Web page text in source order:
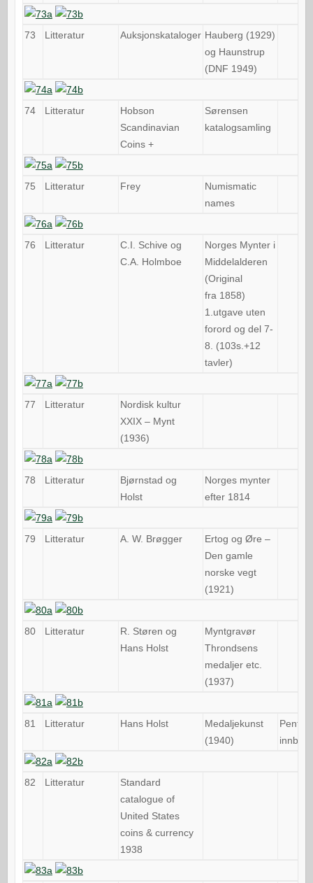
73 Litteratur Auksjonskataloger Hauberg (1929)
og Haunstrup
(DNF 1949)
74 Litteratur
Hobson
Scandinavian
Coins +
Sørensen
katalogsamling
75 Litteratur Frey
Numismatic
names
76 Litteratur
C.I. Schive og
C.A. Holmboe
Norges Mynter i
Middelalderen
(Original
fra 1858)
1.utgave uten
forord og del 7-
8. (103s.+12
tavler)
77 Litteratur
Nordisk kultur
XXIX – Mynt
(1936)
78 Litteratur
Bjørnstad og
Holst
Norges mynter
efter 1814
79 Litteratur A. W. Brøgger
Ertog og Øre –
Den gamle
norske vegt
(1921)
80 Litteratur
R. Støren og
Hans Holst
Myntgravør
Throndsens
medaljer etc.
(1937)
81 Litteratur Hans Holst
Medaljekunst
(1940)
Pent
82 Litteratur
Standard
catalogue of
United States
coins & currency
1938